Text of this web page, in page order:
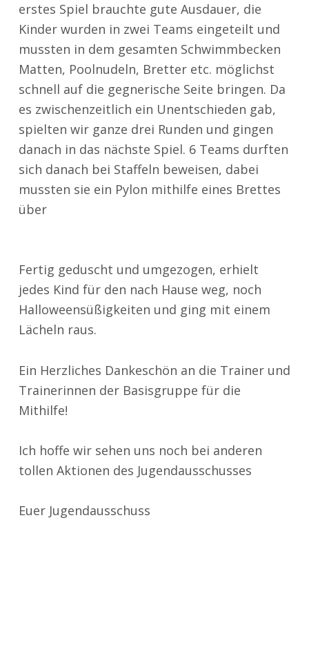
erstes Spiel brauchte gute Ausdauer, die
Kinder wurden in zwei Teams eingeteilt und
mussten in dem gesamten Schwimmbecken
Matten, Poolnudeln, Bretter etc. möglichst
schnell auf die gegnerische Seite bringen. Da
es zwischenzeitlich ein Unentschieden gab,
spielten wir ganze drei Runden und gingen
danach in das nächste Spiel. 6 Teams durften
sich danach bei Staffeln beweisen, dabei
mussten sie ein Pylon mithilfe eines Brettes
überdas Wasser transportieren. Zum
Fertig geduscht und umgezogen, erhielt
jedes Kind für den nach Hause weg, noch
Halloweensüßigkeiten und ging mit einem
Lächeln raus.
Ein Herzliches Dankeschön an die Trainer und
Trainerinnen der Basisgruppe für die
Mithilfe!
Ich hoffe wir sehen uns noch bei anderen
tollen Aktionen des Jugendausschusses
Euer Jugendausschuss